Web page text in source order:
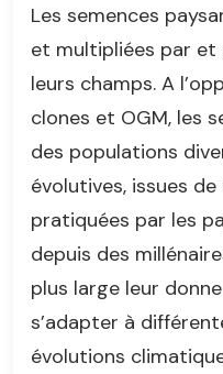
Les semences
et multipliées par et
leurs champs. A
clones et OGM, les
des populations
évolutives, issues
pratiquées par les
depuis des
plus large leur
s’adapter à
évolutions